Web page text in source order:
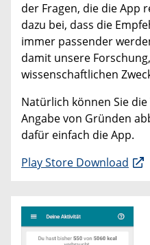
der Fragen, die die App
dazu bei, dass die
immer passender
damit unsere
wissenschaftlichen
Natürlich können Sie
Angabe von Gründen
dafür einfach die App.
Play Store Download